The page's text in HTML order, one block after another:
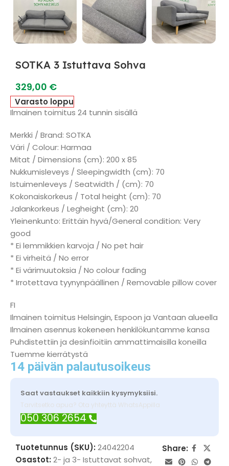
SOTKA 3 Istuttava Sohva
329,00 €
Varasto loppu
Ilmainen toimitus 24 tunnin sisällä
Merkki / Brand: SOTKA
Väri / Colour: Harmaa
Mitat / Dimensions (cm): 200 x 85
Nukkumisleveys / Sleepingwidth (cm): 70
Istuimenleveys / Seatwidth / (cm): 70
Kokonaiskorkeus / Total height (cm): 70
Jalankorkeus / Legheight (cm): 20
Yleinenkunto: Erittäin hyvä/General condition: Very
good
* Ei lemmikkien karvoja / No pet hair
* Ei virheitä / No error
* Ei värimuutoksia / No colour fading
* Irrotettava tyynynpäällinen / Removable pillow cover
FI
Ilmainen toimitus Helsingin, Espoon ja Vantaan alueella
Ilmainen asennus kokeneen henkilökuntamme kansa
Puhdistettiin ja desinfioitiin ammattimaisilla koneilla
Tuemme kierrätystä
14 päivän palautusoikeus
Saat vastaukset kaikkiin kysymyksiisi.
Tarvitsetko apua? Ota yhteyttä WhatsAppilla
050 306 2654
Tuotetunnus (SKU): 24042204
Osastot: 2- ja 3- Istuttavat sohvat,
Share: